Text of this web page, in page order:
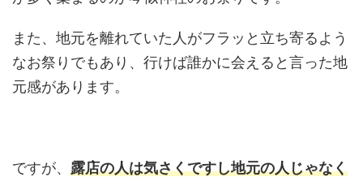
また、地元を離れていた人がフラッと立ち寄るよう
なお祭りでもあり、行けば誰かに会えると言った地
元感があります。
ですが、 露店の人は気さくですし地元の人じゃなく